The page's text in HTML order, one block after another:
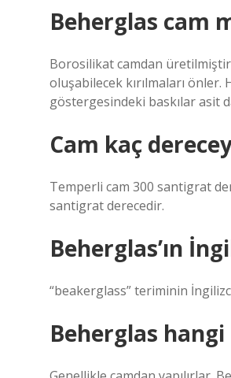
Beherglas cam
Borosilikat camdan üretilmiştir.
oluşabilecek kırılmaları
göstergesindeki baskılar asit
Cam kaç
Temperli cam 300 santigrat
santigrat derecedir.
Beherglas’ın
“beakerglass” teriminin
Beherglas hangi